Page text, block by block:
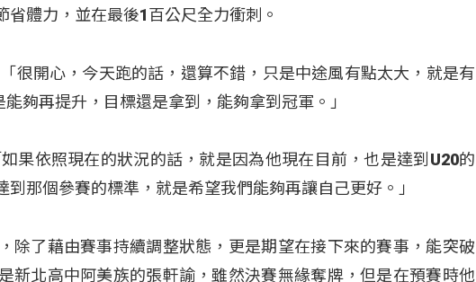
體力，並在最後1百公尺全力衝刺。
很開心，今天跑的話，還算不錯，只是中途風有點太大，就是有
夠再提升，目標還是拿到，能夠拿到冠軍。」
果依照現在的狀況的話，就是因為他現在目前，也是達到U20的
那個參賽的標準，就是希望我們能夠再讓自己更好。」
除了藉由賽事持續調整狀態，更是期望在接下來的賽事，能突破
新北高中阿美族的張軒諭，雖然決賽無緣奪牌，但是在預賽時他